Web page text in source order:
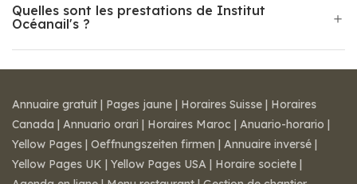
Quelles sont les prestations de Institut
Océanail's ?
Annuaire gratuit | Pages jaune | Horaires Suisse | Horaires
Canada | Annuario orari | Horaires Maroc | Anuario-horario |
Yellow Pages | Oeffnungszeiten firmen | Annuaire inversé |
Yellow Pages UK | Yellow Pages USA | Horaire societe |